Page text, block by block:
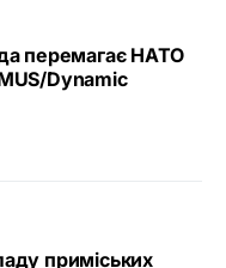
перемагає НАТО
Dynamic
приміських